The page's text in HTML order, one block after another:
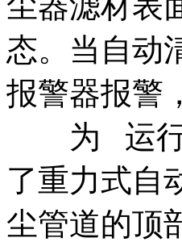
态。当自动
报警器报警
为 运行，
了重力式自
尘管道的顶